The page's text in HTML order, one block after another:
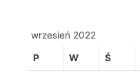
wrzesień 2022
P W Ś